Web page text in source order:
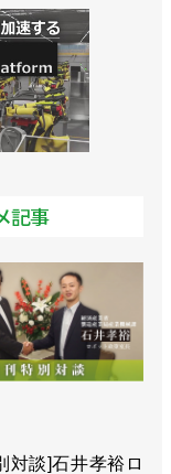
ロット”を強み
る／スターテ
ステム」
ンvol.6]工機到
ンソーウェー
記事
対談]石井孝裕ロ